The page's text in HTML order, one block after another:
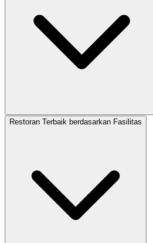
Restoran Terbaik berdasarkan Fasilitas